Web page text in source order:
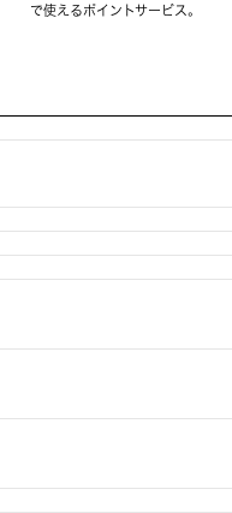
で使えるポイントサービス。